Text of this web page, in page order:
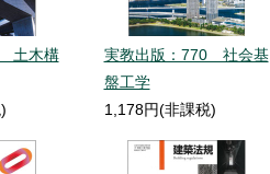
土木構
実教出版：770 社会基
盤工学
1,178円(非課税)